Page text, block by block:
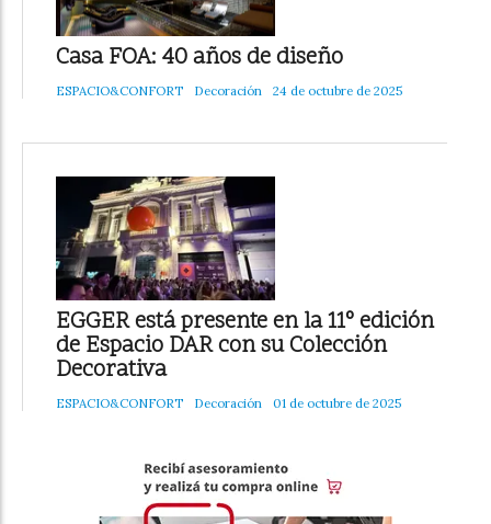
Casa FOA: 40 años de diseño
ESPACIO&CONFORT Decoración 24 de octubre de 2025
EGGER está presente en la 11° edición
de Espacio DAR con su Colección
Decorativa
ESPACIO&CONFORT Decoración 01 de octubre de 2025